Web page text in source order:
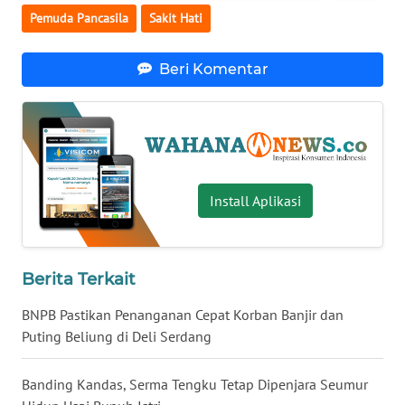
Pemuda Pancasila Sakit Hati
Beri Komentar
Install Aplikasi
Berita Terkait
BNPB Pastikan Penanganan Cepat Korban Banjir dan
Puting Beliung di Deli Serdang
Banding Kandas, Serma Tengku Tetap Dipenjara Seumur
WN
SUMBAR
WN
SUMSEL
WN
BENGKULU
LAMPUNG
WN
JATENG